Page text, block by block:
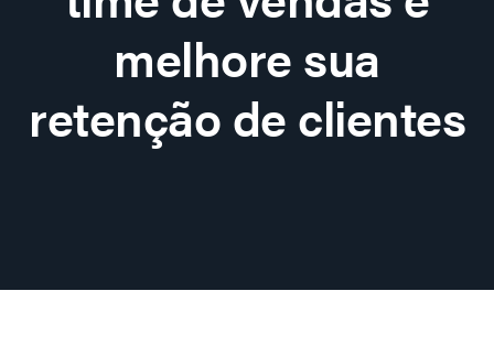
melhore sua
retenção de clientes